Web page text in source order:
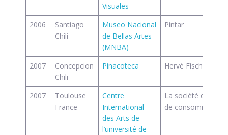
Visuales
2006
Santiago
Chili
Museo Nacional
de Bellas Artes
(MNBA)
Pintar
2007
Concepcion
Chili
Pinacoteca Hervé Fischer
2007
Toulouse
France
Centre
International
des Arts de
l’université de
La société
de consommation